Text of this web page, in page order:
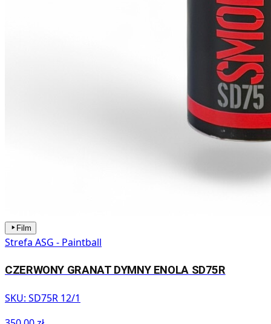
Film
Strefa ASG - Paintball
CZERWONY GRANAT DYMNY ENOLA SD75R
SKU: SD75R 12/1